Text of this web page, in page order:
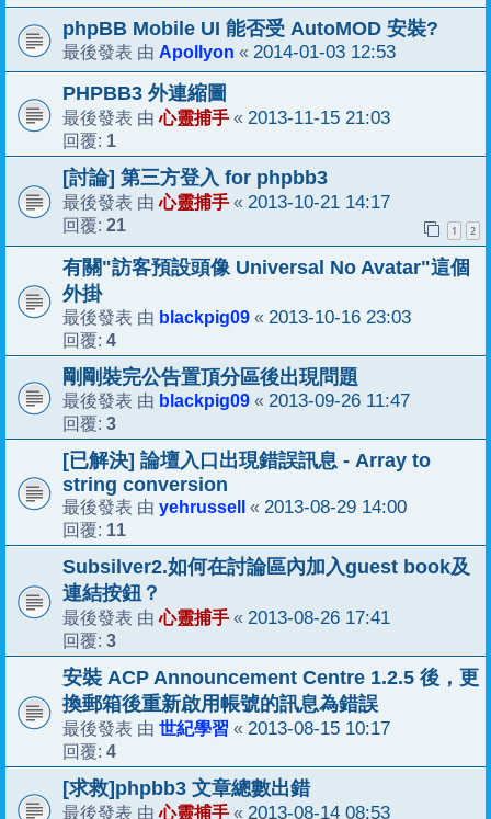
phpBB Mobile UI 能否受 AutoMOD 安裝?
最後發表 由 Apollyon « 2014-01-03 12:53
PHPBB3 外連縮圖
最後發表 由心靈捕手 « 2013-11-15 21:03
回覆: 1
[討論] 第三方登入 for phpbb3
最後發表 由心靈捕手 « 2013-10-21 14:17
回覆: 21 1 2
有關"訪客預設頭像 Universal No Avatar"這個
外掛
最後發表 由 blackpig09 « 2013-10-16 23:03
回覆: 4
剛剛裝完公告置頂分區後出現問題
最後發表 由 blackpig09 « 2013-09-26 11:47
回覆: 3
[已解決] 論壇入口出現錯誤訊息 - Array to
string conversion
最後發表 由 yehrussell « 2013-08-29 14:00
回覆: 11
Subsilver2.如何在討論區內加入guest book及
連結按鈕？
最後發表 由心靈捕手 « 2013-08-26 17:41
回覆: 3
安裝 ACP Announcement Centre 1.2.5 後，更
換郵箱後重新啟用帳號的訊息為錯誤
最後發表 由 世紀學習 « 2013-08-15 10:17
回覆: 4
[求救]phpbb3 文章總數出錯
最後發表 由心靈捕手 « 2013-08-14 08:53